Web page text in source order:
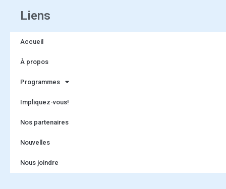
Liens
Accueil
À propos
Programmes
Impliquez-vous!
Nos partenaires
Nouvelles
Nous joindre